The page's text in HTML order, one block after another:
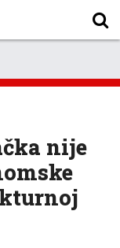
nije